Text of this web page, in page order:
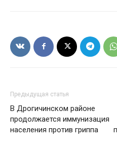
Редакция "ДВ"
Предыдущая статья
В Дрогичинском районе
продолжается иммунизация
населения против гриппа